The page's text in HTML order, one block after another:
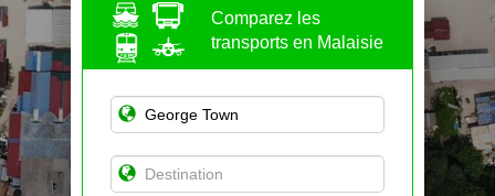
Comparez les
transports en Malaisie